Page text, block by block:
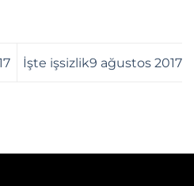
İşte işsizlik9 ağustos 2017